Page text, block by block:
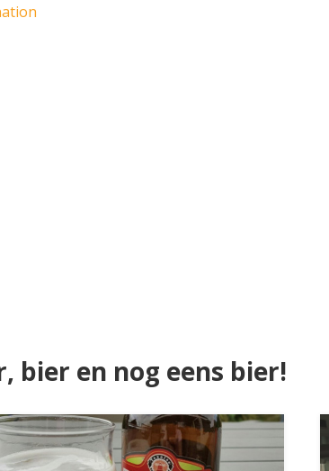
bier en nog eens bier!